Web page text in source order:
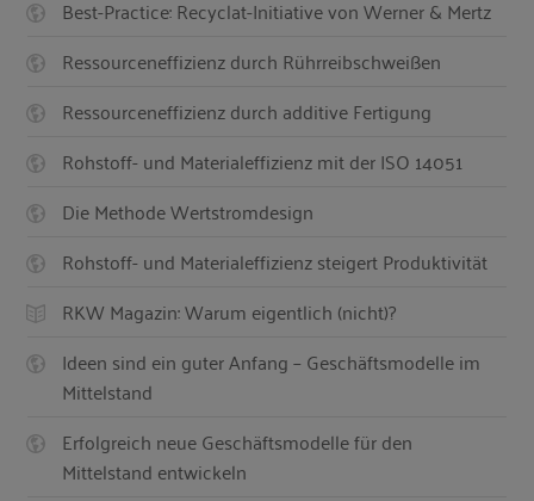
Best-Practice: Recyclat-Initiative von Werner & Mertz
Ressourceneffizienz durch Rührreibschweißen
Ressourceneffizienz durch additive Fertigung
Rohstoff- und Materialeffizienz mit der ISO 14051
Die Methode Wertstromdesign
Rohstoff- und Materialeffizienz steigert Produktivität
RKW Magazin: Warum eigentlich (nicht)?
Ideen sind ein guter Anfang – Geschäftsmodelle im
Mittelstand
Erfolgreich neue Geschäftsmodelle für den
Mittelstand entwickeln